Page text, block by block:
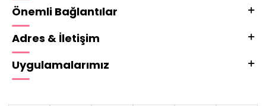
Önemli Bağlantılar
Adres & İletişim
Uygulamalarımız